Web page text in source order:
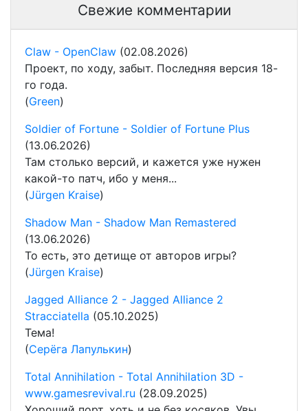
Свежие комментарии
Claw - OpenClaw (02.08.2026)
Проект, по ходу, забыт. Последняя версия 18-
го года.
(Green)
Soldier of Fortune - Soldier of Fortune Plus
(13.06.2026)
Там столько версий, и кажется уже нужен
какой-то патч, ибо у меня...
(Jürgen Kraise)
Shadow Man - Shadow Man Remastered
(13.06.2026)
То есть, это детище от авторов игры?
(Jürgen Kraise)
Jagged Alliance 2 - Jagged Alliance 2
Stracciatella (05.10.2025)
Тема!
(Серёга Лапулькин)
Total Annihilation - Total Annihilation 3D -
www.gamesrevival.ru (28.09.2025)